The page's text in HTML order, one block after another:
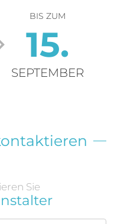
BIS ZUM
15.
SEPTEMBER
Sie